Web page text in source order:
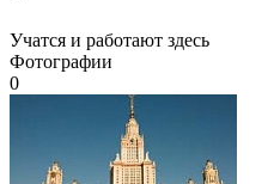
Учатся и работают здесь
Фотографии
0